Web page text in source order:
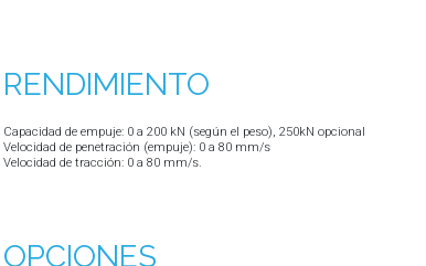
RENDIMIENTO
Capacidad de empuje: 0 a 200 kN (según el peso), 250kN opcional
Velocidad de penetración (empuje): 0 a 80 mm/s
Velocidad de tracción: 0 a 80 mm/s.
OPCIONES